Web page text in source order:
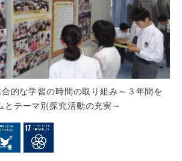
的な学習の時間の取り組み～３年間を
とテーマ別探究活動の充実～